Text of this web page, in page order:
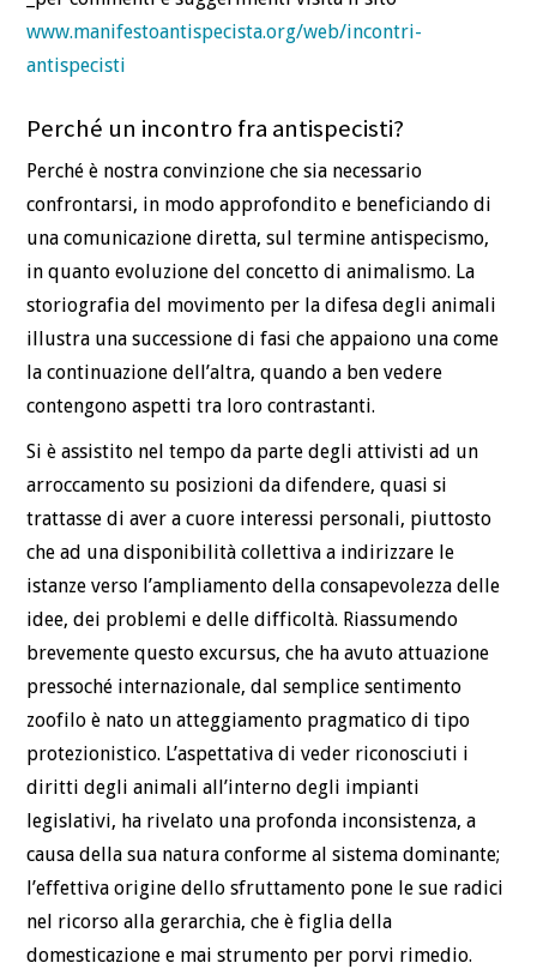
www.manifestoantispecista.org/web/incontri-
antispecisti
Perché un incontro fra antispecisti?
Perché è nostra convinzione che sia necessario
confrontarsi, in modo approfondito e beneficiando di
una comunicazione diretta, sul termine antispecismo,
in quanto evoluzione del concetto di animalismo. La
storiografia del movimento per la difesa degli animali
illustra una successione di fasi che appaiono una come
la continuazione dell’altra, quando a ben vedere
contengono aspetti tra loro contrastanti.
Si è assistito nel tempo da parte degli attivisti ad un
arroccamento su posizioni da difendere, quasi si
trattasse di aver a cuore interessi personali, piuttosto
che ad una disponibilità collettiva a indirizzare le
istanze verso l’ampliamento della consapevolezza delle
idee, dei problemi e delle difficoltà. Riassumendo
brevemente questo excursus, che ha avuto attuazione
pressoché internazionale, dal semplice sentimento
zoofilo è nato un atteggiamento pragmatico di tipo
protezionistico. L’aspettativa di veder riconosciuti i
diritti degli animali all’interno degli impianti
legislativi, ha rivelato una profonda inconsistenza, a
causa della sua natura conforme al sistema dominante;
l’effettiva origine dello sfruttamento pone le sue radici
nel ricorso alla gerarchia, che è figlia della
domesticazione e mai strumento per porvi rimedio.